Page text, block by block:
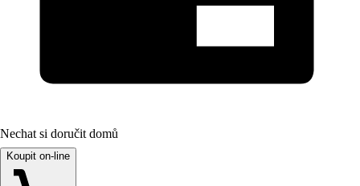
Nechat si doručit domů
Koupit on-line